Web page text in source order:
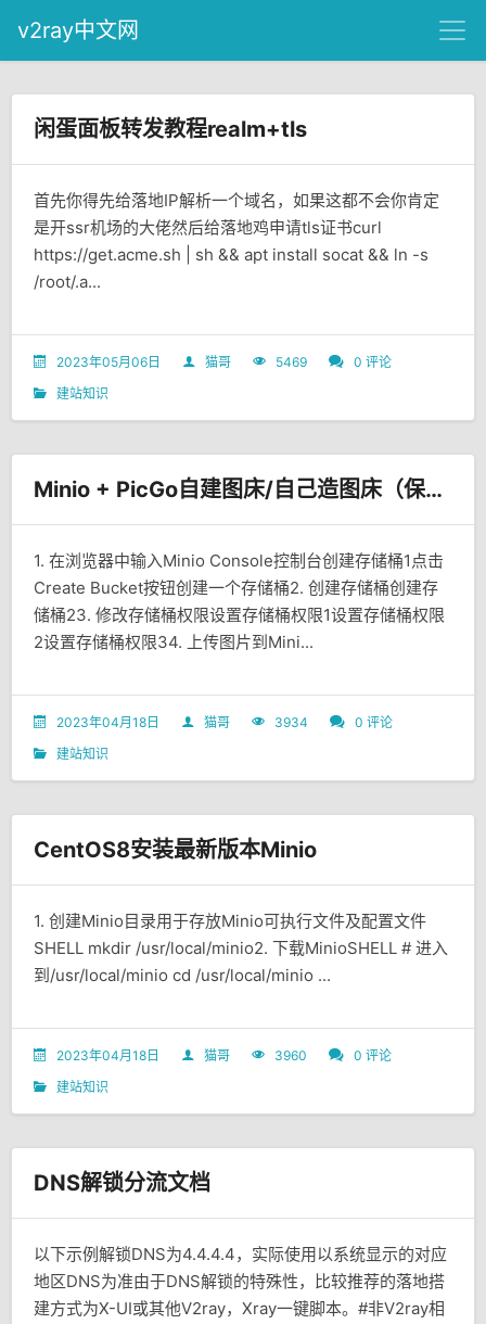
v2ray中文网
闲蛋面板转发教程realm+tls
首先你得先给落地IP解析一个域名，如果这都不会你肯定
是开ssr机场的大佬然后给落地鸡申请tls证书curl
https://get.acme.sh | sh && apt install socat && ln -s
/root/.a...
2023年05月06日 猫哥 5469
0 评论
建站知识
Minio + PicGo自建图床/自己造图床（保姆级教程）
1. 在浏览器中输入Minio Console控制台创建存储桶1点击
Create Bucket按钮创建一个存储桶2. 创建存储桶创建存
储桶23. 修改存储桶权限设置存储桶权限1设置存储桶权限
2设置存储桶权限34. 上传图片到Mini...
2023年04月18日 猫哥 3934
0 评论
建站知识
CentOS8安装最新版本Minio
1. 创建Minio目录用于存放Minio可执行文件及配置文件
SHELL mkdir /usr/local/minio2. 下载MinioSHELL # 进入
到/usr/local/minio cd /usr/local/minio ...
2023年04月18日 猫哥 3960
0 评论
建站知识
DNS解锁分流文档
以下示例解锁DNS为4.4.4.4，实际使用以系统显示的对应
地区DNS为准由于DNS解锁的特殊性，比较推荐的落地搭
建方式为X-UI或其他V2ray，Xray一键脚本。#非V2ray相